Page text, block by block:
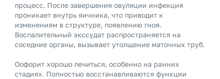
процесс. После завершения овуляции инфекция
проникает внутрь яичника, что приводит к
изменениям в структуре, появлению гноя.
Воспалительный экссудат распространяется на
соседние органы, вызывает утолщение маточных труб.
Оофорит хорошо лечиться, особенно на ранних
стадиях. Полностью восстанавливаются функции